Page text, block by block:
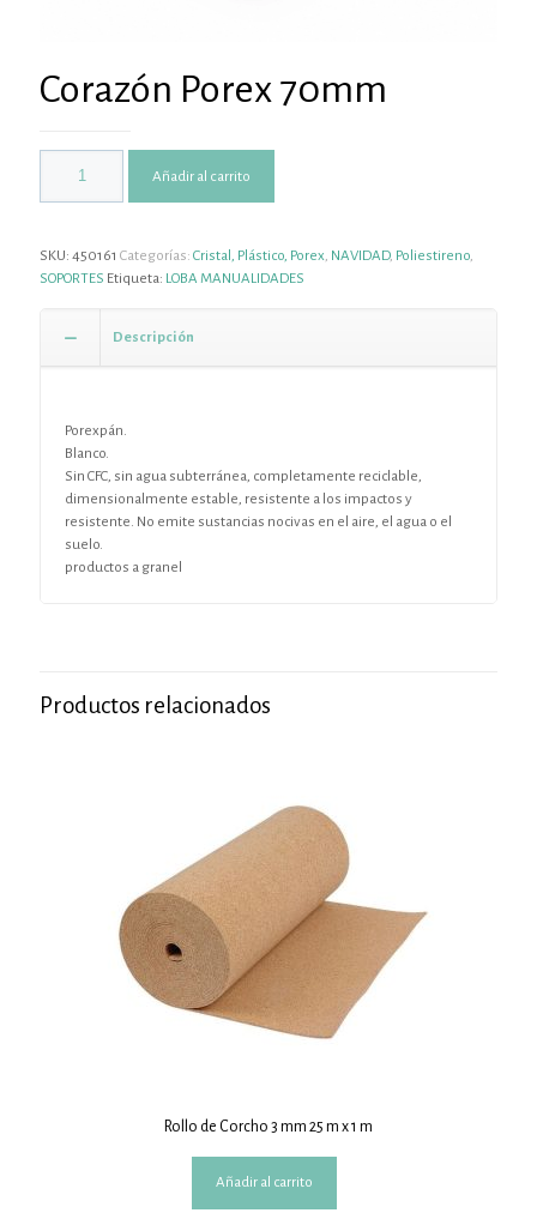
Corazón Porex 70mm
Añadir al carrito
SKU: 450161 Categorías: Cristal, Plástico, Porex, NAVIDAD, Poliestireno,
SOPORTES Etiqueta: LOBA MANUALIDADES
Descripción
Porexpán.
Blanco.
Sin CFC, sin agua subterránea, completamente reciclable,
dimensionalmente estable, resistente a los impactos y
resistente. No emite sustancias nocivas en el aire, el agua o el
suelo.
productos a granel
Productos relacionados
Rollo de Corcho 3 mm 25 m x 1 m
Añadir al carrito